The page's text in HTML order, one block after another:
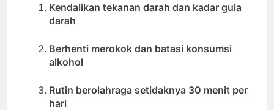
Kendalikan tekanan darah dan kadar gula
darah
Berhenti merokok dan batasi konsumsi
alkohol
Rutin berolahraga setidaknya 30 menit per
hari